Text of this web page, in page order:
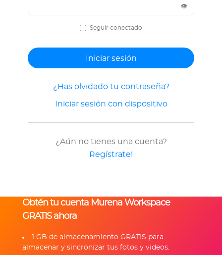
Obtén tu cuenta Murena Workspace
GRATIS ahora
1 GB de almacenamiento GRATIS para
almacenar y sincronizar tus fotos y videos.
👁
Seguir conectado
¿Has olvidado tu contraseña?
Iniciar sesión con dispositivo
¿Aún no tienes una cuenta?
Regístrate!